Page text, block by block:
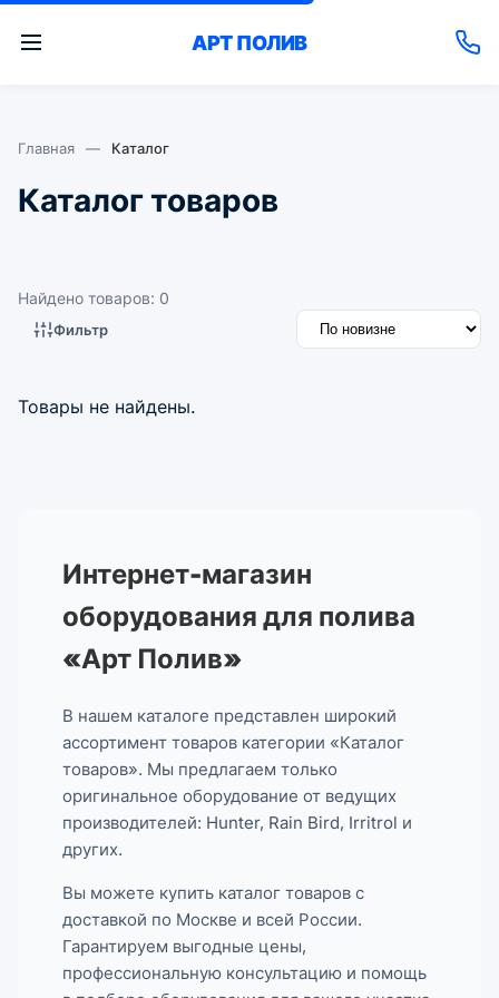
АРТ ПОЛИВ
Главная — Каталог
Каталог товаров
Найдено товаров: 0
Фильтр
Товары не найдены.
Интернет-магазин
оборудования для полива
«Арт Полив»
В нашем каталоге представлен широкий
ассортимент товаров категории «Каталог
товаров». Мы предлагаем только
оригинальное оборудование от ведущих
производителей: Hunter, Rain Bird, Irritrol и
других.
Вы можете купить каталог товаров с
доставкой по Москве и всей России.
Гарантируем выгодные цены,
профессиональную консультацию и помощь